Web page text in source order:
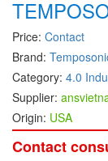
Delmhorst
DELTA
Delta Ohm
Delta sensor
Delta-mobrey
Price: Contact
Brand:
Category: 4.0
Supplier:
Origin: USA
Contact